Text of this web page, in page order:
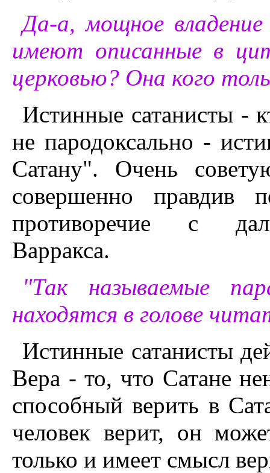
Да-а, мощное
имеют описанные в
церковью? Она кого
Истинные сатанисты -
не пародоксально -
Сатану". Очень
совершенно
противоречие с
Варракса.
"Так называемые
находятся в голове
Истинные сатанисты
Вера - то, что Сатане
способный верить в
человек верит, он
только и имеет смысл